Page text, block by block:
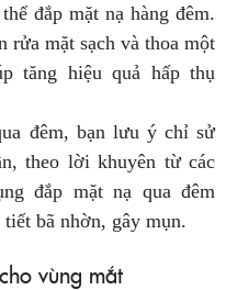
đắp mặt nạ hàng đêm.
rửa mặt sạch và thoa một
tăng hiệu quả hấp thụ
đêm, bạn lưu ý chỉ sử
theo lời khuyên từ các
đắp mặt nạ qua đêm
bã nhờn, gây mụn.
vùng mắt